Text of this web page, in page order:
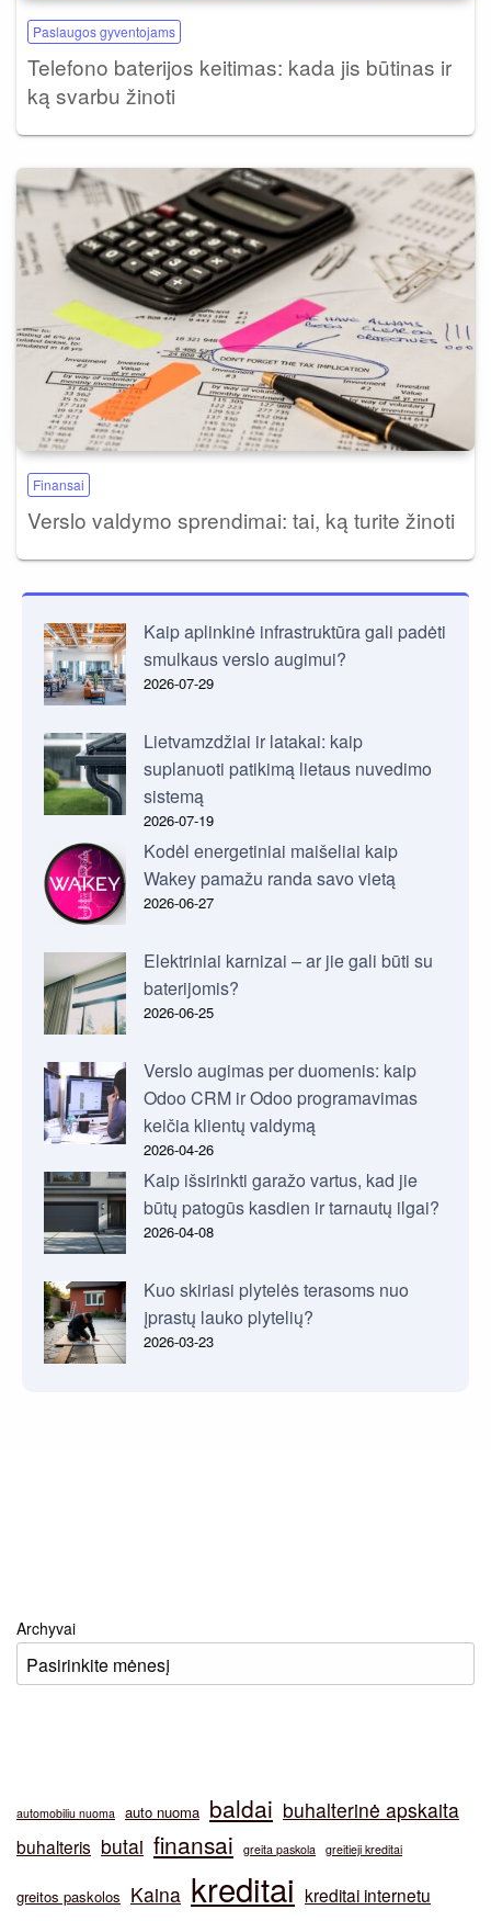
Paslaugos gyventojams
Telefono baterijos keitimas: kada jis būtinas ir
ką svarbu žinoti
Finansai
Verslo valdymo sprendimai: tai, ką turite žinoti
Kaip aplinkinė infrastruktūra gali padėti
smulkaus verslo augimui?
2026-07-29
Lietvamzdžiai ir latakai: kaip
suplanuoti patikimą lietaus nuvedimo
sistemą
2026-07-19
Kodėl energetiniai maišeliai kaip
Wakey pamažu randa savo vietą
2026-06-27
Elektriniai karnizai – ar jie gali būti su
baterijomis?
2026-06-25
Verslo augimas per duomenis: kaip
Odoo CRM ir Odoo programavimas
keičia klientų valdymą
2026-04-26
Kaip išsirinkti garažo vartus, kad jie
būtų patogūs kasdien ir tarnautų ilgai?
2026-04-08
Kuo skiriasi plytelės terasoms nuo
įprastų lauko plytelių?
2026-03-23
Archyvai
automobiliu nuoma auto nuoma baldai buhalterinė apskaita
buhalteris butai finansai greita paskola greitieji kreditai
greitos paskolos Kaina kreditai kreditai internetu